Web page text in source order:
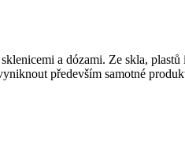
a dózami. Ze skla,
především samotné